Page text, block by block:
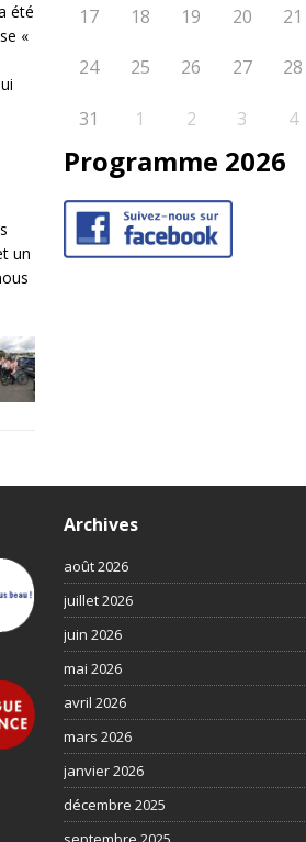
été
«
un
17 18 19 20 21
24 25 26 27 28
31 1 2 3 4
Programme 2026
Archives
août 2026
juillet 2026
juin 2026
mai 2026
avril 2026
mars 2026
janvier 2026
décembre 2025